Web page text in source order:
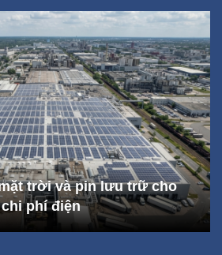
trời và pin lưu trữ cho
phí điện